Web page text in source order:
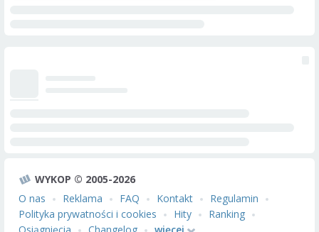
WYKOP © 2005-2026
O nas
Reklama FAQ Kontakt
Regulamin
Polityka prywatności i cookies
Hity
Ranking